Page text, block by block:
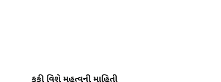
કુકી વિશે મહત્વની માહિતી